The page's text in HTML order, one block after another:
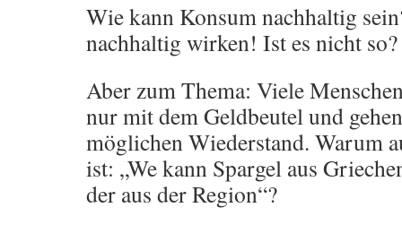
Wie kann Konsum nachhaltig
nachhaltig wirken! Ist es nicht so?
Aber zum Thema: Viele
nur mit dem Geldbeutel und
möglichen Wiederstand. Warum
ist: „We kann Spargel aus
der aus der Region“?